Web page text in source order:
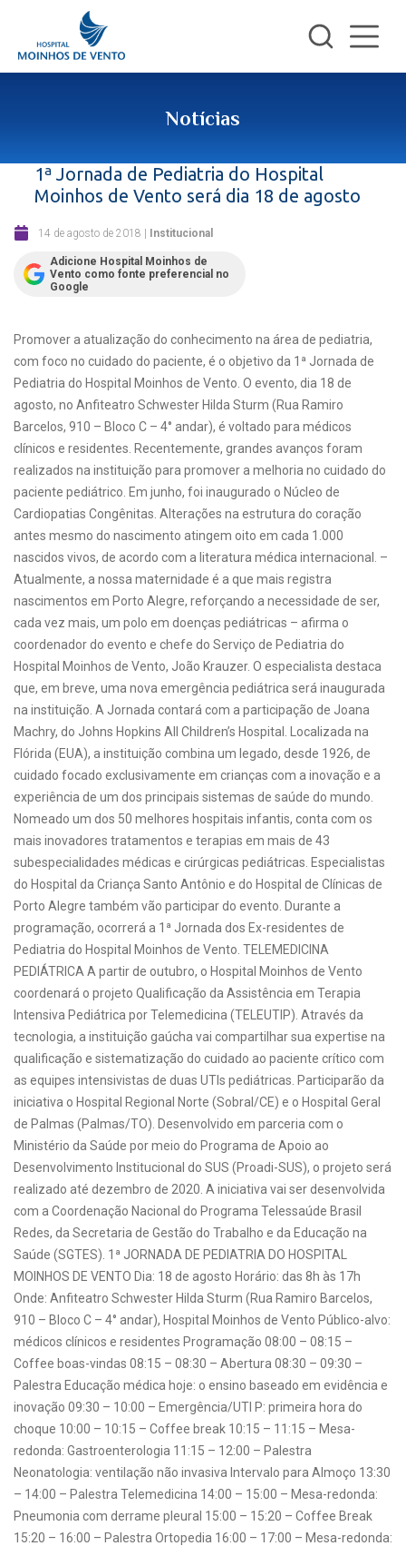
Notícias
1ª Jornada de Pediatria do Hospital
Moinhos de Vento será dia 18 de agosto
14 de agosto de 2018 | Institucional
Adicione Hospital Moinhos de
Vento como fonte preferencial no
Google
Promover a atualização do conhecimento na área de pediatria,
com foco no cuidado do paciente, é o objetivo da 1ª Jornada de
Pediatria do Hospital Moinhos de Vento. O evento, dia 18 de
agosto, no Anfiteatro Schwester Hilda Sturm (Rua Ramiro
Barcelos, 910 – Bloco C – 4° andar), é voltado para médicos
clínicos e residentes. Recentemente, grandes avanços foram
realizados na instituição para promover a melhoria no cuidado do
paciente pediátrico. Em junho, foi inaugurado o Núcleo de
Cardiopatias Congênitas. Alterações na estrutura do coração
antes mesmo do nascimento atingem oito em cada 1.000
nascidos vivos, de acordo com a literatura médica internacional. –
Atualmente, a nossa maternidade é a que mais registra
nascimentos em Porto Alegre, reforçando a necessidade de ser,
cada vez mais, um polo em doenças pediátricas – afirma o
coordenador do evento e chefe do Serviço de Pediatria do
Hospital Moinhos de Vento, João Krauzer. O especialista destaca
que, em breve, uma nova emergência pediátrica será inaugurada
na instituição. A Jornada contará com a participação de Joana
Machry, do Johns Hopkins All Children’s Hospital. Localizada na
Flórida (EUA), a instituição combina um legado, desde 1926, de
cuidado focado exclusivamente em crianças com a inovação e a
experiência de um dos principais sistemas de saúde do mundo.
Nomeado um dos 50 melhores hospitais infantis, conta com os
mais inovadores tratamentos e terapias em mais de 43
subespecialidades médicas e cirúrgicas pediátricas. Especialistas
do Hospital da Criança Santo Antônio e do Hospital de Clínicas de
Porto Alegre também vão participar do evento. Durante a
programação, ocorrerá a 1ª Jornada dos Ex-residentes de
Pediatria do Hospital Moinhos de Vento. TELEMEDICINA
PEDIÁTRICA A partir de outubro, o Hospital Moinhos de Vento
coordenará o projeto Qualificação da Assistência em Terapia
Intensiva Pediátrica por Telemedicina (TELEUTIP). Através da
tecnologia, a instituição gaúcha vai compartilhar sua expertise na
qualificação e sistematização do cuidado ao paciente crítico com
as equipes intensivistas de duas UTIs pediátricas. Participarão da
iniciativa o Hospital Regional Norte (Sobral/CE) e o Hospital Geral
de Palmas (Palmas/TO). Desenvolvido em parceria com o
Ministério da Saúde por meio do Programa de Apoio ao
Desenvolvimento Institucional do SUS (Proadi-SUS), o projeto será
realizado até dezembro de 2020. A iniciativa vai ser desenvolvida
com a Coordenação Nacional do Programa Telessaúde Brasil
Redes, da Secretaria de Gestão do Trabalho e da Educação na
Saúde (SGTES). 1ª JORNADA DE PEDIATRIA DO HOSPITAL
MOINHOS DE VENTO Dia: 18 de agosto Horário: das 8h às 17h
Onde: Anfiteatro Schwester Hilda Sturm (Rua Ramiro Barcelos,
910 – Bloco C – 4° andar), Hospital Moinhos de Vento Público-alvo:
médicos clínicos e residentes Programação 08:00 – 08:15 –
Coffee boas-vindas 08:15 – 08:30 – Abertura 08:30 – 09:30 –
Palestra Educação médica hoje: o ensino baseado em evidência e
inovação 09:30 – 10:00 – Emergência/UTI P: primeira hora do
choque 10:00 – 10:15 – Coffee break 10:15 – 11:15 – Mesa-
redonda: Gastroenterologia 11:15 – 12:00 – Palestra
Neonatologia: ventilação não invasiva Intervalo para Almoço 13:30
– 14:00 – Palestra Telemedicina 14:00 – 15:00 – Mesa-redonda:
Pneumonia com derrame pleural 15:00 – 15:20 – Coffee Break
15:20 – 16:00 – Palestra Ortopedia 16:00 – 17:00 – Mesa-redonda: